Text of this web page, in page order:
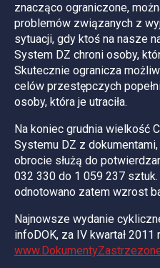
znacząco ograniczone,
problemów związanych z
sytuacji, gdy ktoś na nasze
System DZ chroni osoby,
Skutecznie ogranicza
celów przestępczych
osoby, która je utraciła.
Na koniec grudnia wielkość
Systemu DZ z
obrocie służą do
032 330 do 1 059 237
odnotowano zatem wzrost
Najnowsze wydanie
infoDOK, za IV kwartał